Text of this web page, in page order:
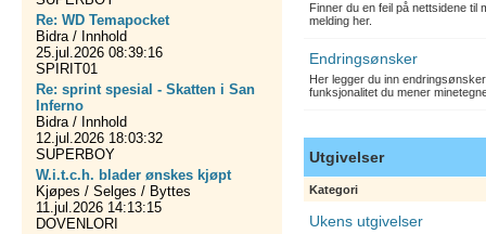
Re: WD Temapocket
Bidra / Innhold
25.jul.2026 08:39:16
SPIRIT01
Re: sprint spesial - Skatten i San
Inferno
Bidra / Innhold
12.jul.2026 18:03:32
SUPERBOY
W.i.t.c.h. blader ønskes kjøpt
Kjøpes / Selges / Byttes
11.jul.2026 14:13:15
DOVENLORI
Finner du en feil på nettsidene til
melding her.
Endringsønsker
Her legger du inn
funksjonalitet du mener
Utgivelser
Kategori
Ukens utgivelser